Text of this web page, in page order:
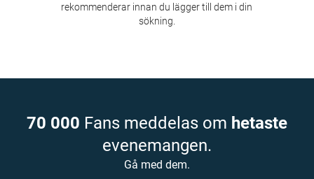
rekommenderar innan du lägger till dem i din
sökning.
70 000 Fans meddelas om hetaste
evenemangen.
Gå med dem.